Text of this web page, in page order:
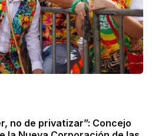
no de privatizar”: Concejo